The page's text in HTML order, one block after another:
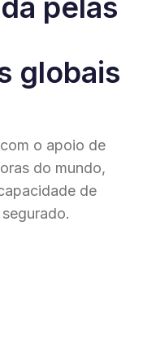
pelas
globais
o apoio de
do mundo,
de